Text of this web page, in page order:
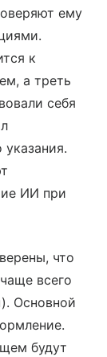
ему
к
а треть
себя
ИИ при
что
всего
Основной
будут